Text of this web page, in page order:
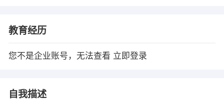
教育经历
您不是企业账号，无法查看 立即登录
自我描述